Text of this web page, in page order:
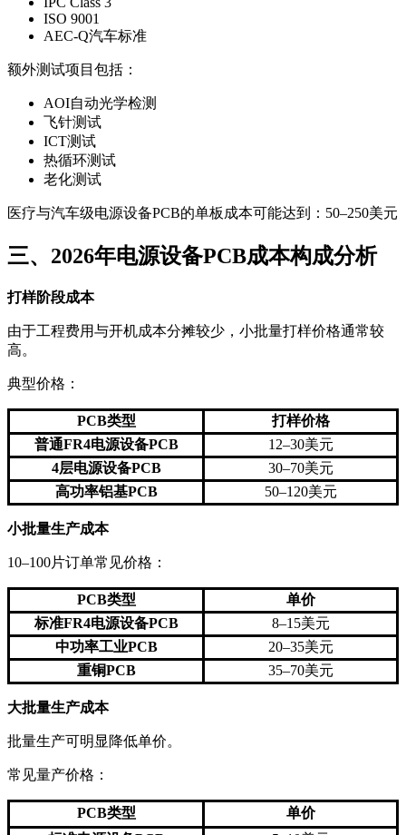
ISO 9001
AEC-Q汽车标准
额外测试项目包括：
AOI自动光学检测
飞针测试
ICT测试
热循环测试
老化测试
医疗与汽车级电源设备PCB的单板成本可能达到：50–250美元
三、2026年电源设备PCB成本构成分析
打样阶段成本
由于工程费用与开机成本分摊较少，小批量打样价格通常较
高。
典型价格：
PCB类型
打样价格
普通FR4电源设备PCB
12–30美元
4层电源设备PCB
30–70美元
高功率铝基PCB
50–120美元
小批量生产成本
10–100片订单常见价格：
PCB类型
单价
标准FR4电源设备PCB
8–15美元
中功率工业PCB
20–35美元
重铜PCB
35–70美元
大批量生产成本
批量生产可明显降低单价。
常见量产价格：
PCB类型
单价